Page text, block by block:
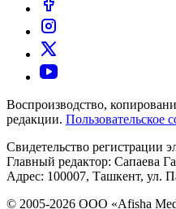
Воспроизводство,
редакции. Пользовательское
Свидетельство регистрации
Главный редактор: Сапаева
Адрес: 100007, Ташкент, ул.
© 2005-2026 ООО «Afisha